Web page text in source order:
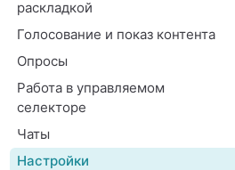
раскладкой
Голосование и показ контента
Опросы
Работа в управляемом
селекторе
Чаты
Настройки